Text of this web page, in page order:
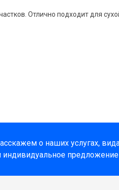
Отлично подходит для
о наших услугах,
индивидуальное